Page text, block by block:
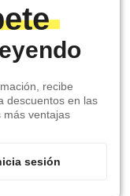
recibe
descuentos en las
más ventajas
sesión